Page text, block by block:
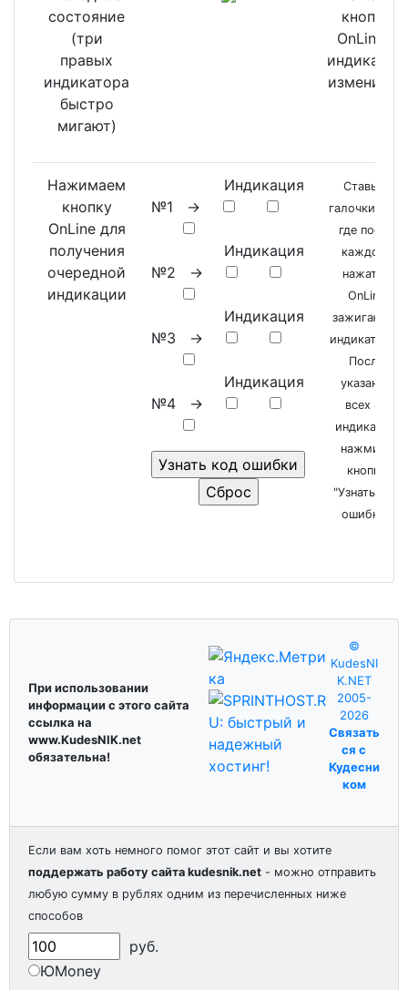
состояние
(три
правых
индикатора
быстро
мигают)
кнопку
OnLine -
индикация
изменится
Нажимаем
кнопку
OnLine для
получения
очередной
индикации
Индикация
№1 ->
Индикация
№2 ->
Индикация
№3 ->
Индикация
№4 ->
Ставьте
галочки там,
где после
каждого
нажатия
OnLine
зажигаются
индикаторы.
После
указания
всех 4х
индикаций
нажмите
кнопку
"Узнать код
ошибки"
При использовании
информации с этого сайта
ссылка на
www.KudesNIK.net
обязательна!
©
KudesNI
K.NET
2005-
2026
Связать
ся с
Кудесни
ком
Если вам хоть немного помог этот сайт и вы хотите
поддержать работу сайта kudesnik.net - можно отправить
любую сумму в рублях одним из перечисленных ниже
способов
руб.
ЮMoney